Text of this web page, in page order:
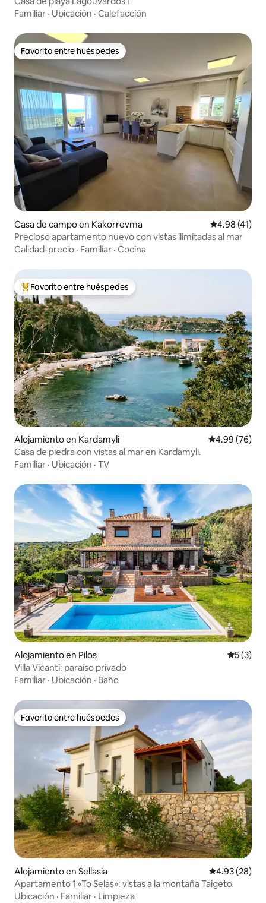
Familiar · Ubicación · Calefacción
Favorito entre huéspedes
Favorito entre huéspedes
Casa de campo en Kakorrevma Calificación
4.98 (41)
Precioso apartamento nuevo con vistas ilimitadas al mar
Calidad-precio · Familiar · Cocina
Favorito entre huéspedes preferido
Favorito entre huéspedes
Alojamiento en Kardamyli Calificación
4.99 (76)
Casa de piedra con vistas al mar en Kardamyli.
Familiar · Ubicación · TV
Alojamiento en Pilos
5 (3)
Villa Vicanti: paraíso privado
Familiar · Ubicación · Baño
Favorito entre huéspedes
Favorito entre huéspedes
Alojamiento en Sellasia Calificación
4.93 (28)
Apartamento 1 «To Selas»: vistas a la montaña Taigeto
Ubicación · Familiar · Limpieza